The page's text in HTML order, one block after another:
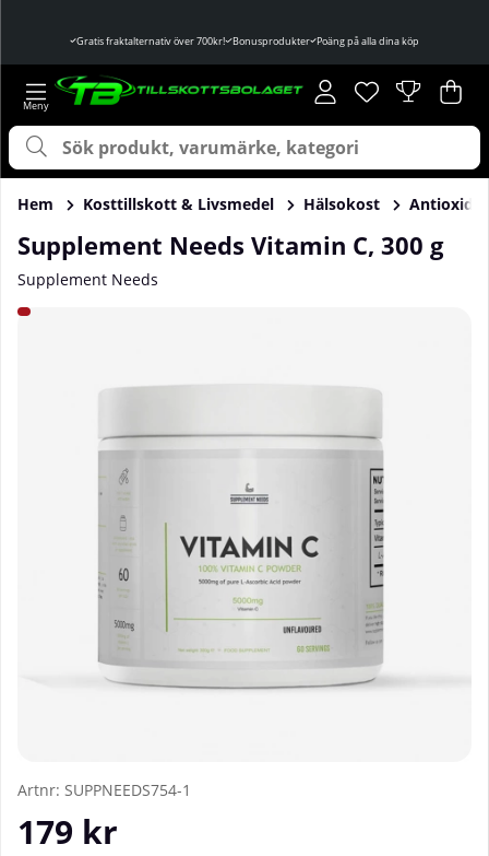
Gratis fraktalternativ över 700kr! Bonusprodukter Poäng på alla dina köp
Önskelista
Antal i
. .
Hem Kosttillskott & Livsmedel Hälsokost
Supplement Needs Vitamin C, 300 g
Supplement Needs
Produktbilder Supplement Needs Vitamin C, 300 g
Artnr: SUPPNEEDS754-1
179 kr